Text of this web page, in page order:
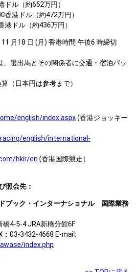
ドル（約652万円）
香港ドル（約472万円）
港ドル（約436万円）
月18 日 (月) 香港時間 午後6 時締切
選出馬とその関係者に交通・宿泊パッ
（日本円は参考まで）
english/index.aspx(香港ジョッキー
english/international-
hkir/en (香港国際競走）
照会先：
ブック・インターナショナル 国際業務
4-5-4 JRA新橋分館6F
：03-3432-4668 E-mail:
index.php